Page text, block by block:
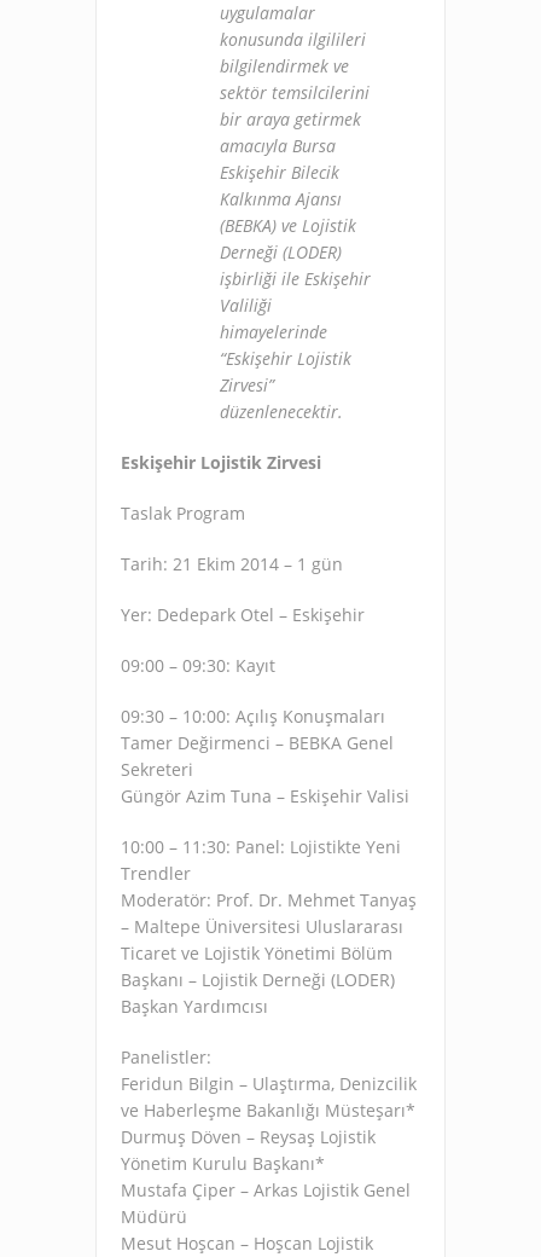
uygulamalar
konusunda ilgilileri
bilgilendirmek ve
sektör temsilcilerini
bir araya getirmek
amacıyla Bursa
Eskişehir Bilecik
Kalkınma Ajansı
(BEBKA) ve Lojistik
Derneği (LODER)
işbirliği ile Eskişehir
Valiliği
himayelerinde
“Eskişehir Lojistik
Zirvesi”
düzenlenecektir.
Eskişehir Lojistik Zirvesi
Taslak Program
Tarih: 21 Ekim 2014 – 1 gün
Yer: Dedepark Otel – Eskişehir
09:00 – 09:30: Kayıt
09:30 – 10:00: Açılış Konuşmaları
Tamer Değirmenci – BEBKA Genel
Sekreteri
Güngör Azim Tuna – Eskişehir Valisi
10:00 – 11:30: Panel: Lojistikte Yeni
Trendler
Moderatör: Prof. Dr. Mehmet Tanyaş
– Maltepe Üniversitesi Uluslararası
Ticaret ve Lojistik Yönetimi Bölüm
Başkanı – Lojistik Derneği (LODER)
Başkan Yardımcısı
Panelistler:
Feridun Bilgin – Ulaştırma, Denizcilik
ve Haberleşme Bakanlığı Müsteşarı*
Durmuş Döven – Reysaş Lojistik
Yönetim Kurulu Başkanı*
Mustafa Çiper – Arkas Lojistik Genel
Müdürü
Mesut Hoşcan – Hoşcan Lojistik